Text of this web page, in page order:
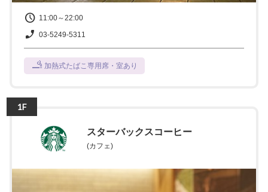
11:00～22:00
03-5249-5311
加熱式たばこ専用席・室あり
1F
スターバックスコーヒー
(カフェ)